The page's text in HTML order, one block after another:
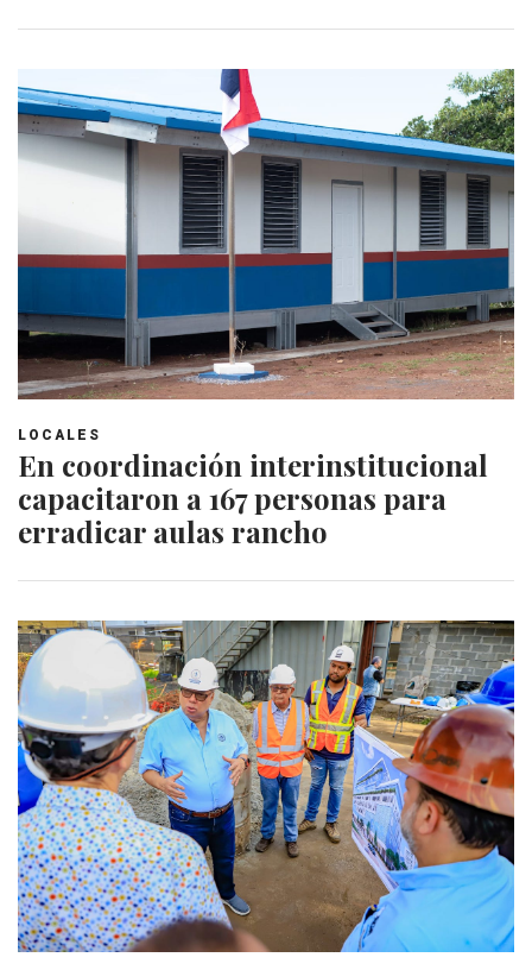
LOCALES
En coordinación interinstitucional
capacitaron a 167 personas para
erradicar aulas rancho